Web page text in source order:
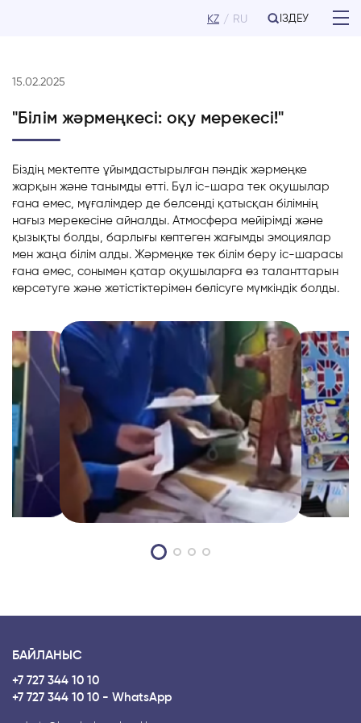
KZ RU ІЗДЕУ
15.02.2025
"Білім жәрмеңкесі: оқу мерекесі!"
Біздің мектепте ұйымдастырылған пәндік жәрмеңке
жарқын және танымды өтті. Бұл іс-шара тек оқушылар
ғана емес, мұғалімдер де белсенді қатысқан білімнің
нағыз мерекесіне айналды. Атмосфера мейірімді және
қызықты болды, барлығы көптеген жағымды эмоциялар
мен жаңа білім алды. Жәрмеңке тек білім беру іс-шарасы
ғана емес, сонымен қатар оқушыларға өз таланттарын
көрсетуге және жетістіктерімен бөлісуге мүмкіндік болды.
БАЙЛАНЫС
+7 727 344 10 10
+7 727 344 10 10 - WhatsApp